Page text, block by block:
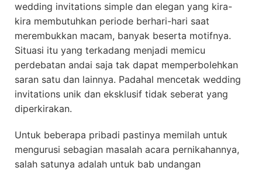
wedding invitations simple dan elegan yang kira-
kira membutuhkan periode berhari-hari saat
merembukkan macam, banyak beserta motifnya.
Situasi itu yang terkadang menjadi memicu
perdebatan andai saja tak dapat memperbolehkan
saran satu dan lainnya. Padahal mencetak wedding
invitations unik dan eksklusif tidak seberat yang
diperkirakan.
Untuk beberapa pribadi pastinya memilah untuk
mengurusi sebagian masalah acara pernikahannya,
salah satunya adalah untuk bab undangan